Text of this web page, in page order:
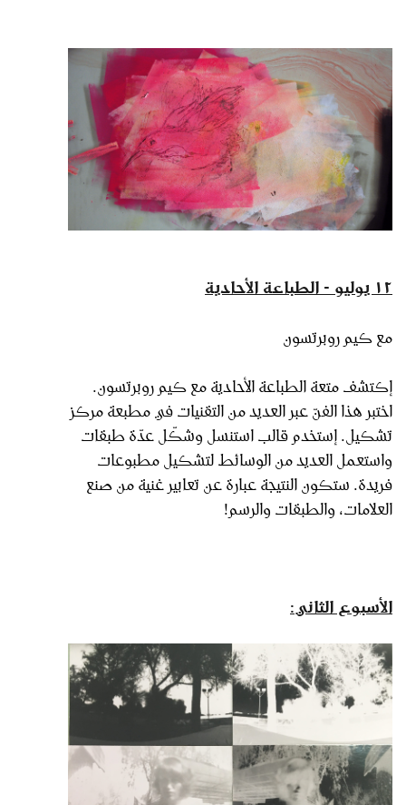
١٢ يوليو - الطباعة الأحادية
مع كيم روبرتسون
إكتشف متعة الطباعة الأحادية مع كيم روبرتسون.
اختبر هذا الفنّ عبر العديد من التقنيات في مطبعة مركز
تشكيل. إستخدم قالب استنسل وشكّل عدّة طبقات
واستعمل العديد من الوسائط لتشكيل مطبوعات
فريدة. ستكون النتيجة عبارة عن تعابير غنية من صنع
العلامات، والطبقات والرسم!
الأسبوع الثاني: